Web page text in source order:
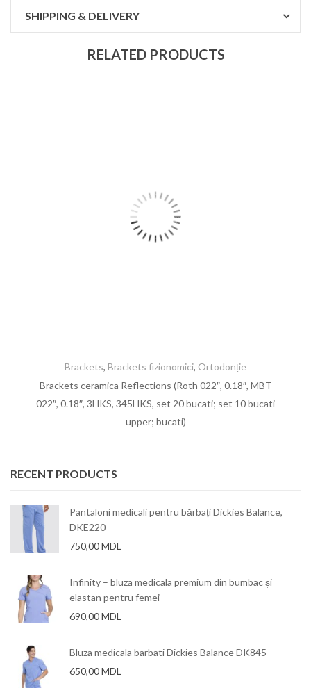
SHIPPING & DELIVERY
RELATED PRODUCTS
Brackets, Brackets fizionomici, Ortodonție
Brackets ceramica Reflections (Roth 022″, 0.18″, MBT
022″, 0.18″, 3HKS, 345HKS, set 20 bucati; set 10 bucati
upper; bucati)
RECENT PRODUCTS
Pantaloni medicali pentru bărbați Dickies Balance,
DKE220
750,00MDL
Infinity – bluza medicala premium din bumbac și
elastan pentru femei
690,00MDL
Bluza medicala barbati Dickies Balance DK845
650,00MDL